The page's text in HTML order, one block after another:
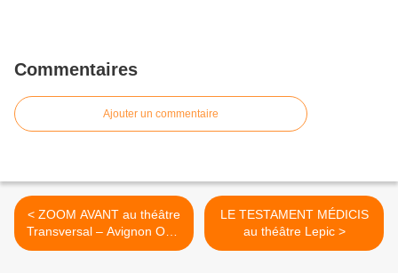
Commentaires
Ajouter un commentaire
< ZOOM AVANT au théâtre
Transversal – Avignon OFF
2023
LE TESTAMENT MÉDICIS
au théâtre Lepic >